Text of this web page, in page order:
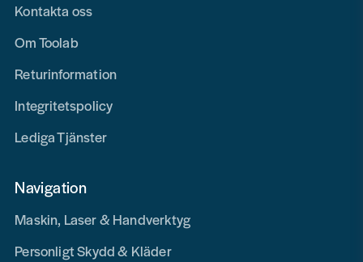
Kontakta oss
Om Toolab
Returinformation
Integritetspolicy
Lediga Tjänster
Navigation
Maskin, Laser & Handverktyg
Personligt Skydd & Kläder